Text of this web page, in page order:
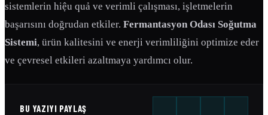
sistemlerin hiệu quả ve verimli çalışması, işletmelerin
başarısını doğrudan etkiler. Fermantasyon Odası Soğutma
Sistemi, ürün kalitesini ve enerji verimliliğini optimize eder
ve çevresel etkileri azaltmaya yardımcı olur.
BU YAZIYI PAYLAŞ